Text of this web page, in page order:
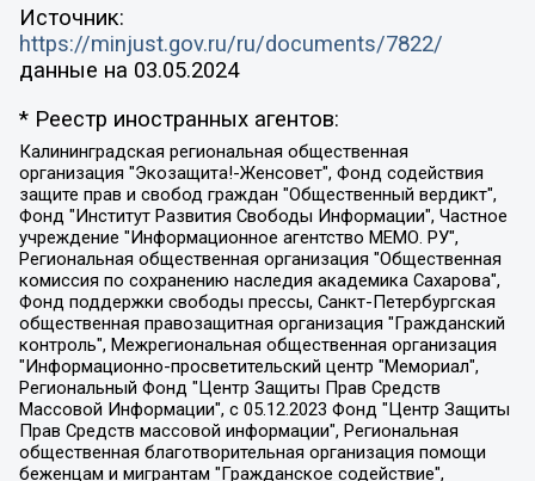
Источник:
https://minjust.gov.ru/ru/documents/7822/
данные на 03.05.2024
* Реестр иностранных агентов:
Калининградская региональная общественная организация "Экозащита!-Женсовет", Фонд содействия защите прав и свобод граждан "Общественный вердикт", Фонд "Институт Развития Свободы Информации", Частное учреждение "Информационное агентство МЕМО. РУ", Региональная общественная организация "Общественная комиссия по сохранению наследия академика Сахарова", Фонд поддержки свободы прессы, Санкт-Петербургская общественная правозащитная организация "Гражданский контроль", Межрегиональная общественная организация "Информационно-просветительский центр "Мемориал", Региональный Фонд "Центр Защиты Прав Средств Массовой Информации", с 05.12.2023 Фонд "Центр Защиты Прав Средств массовой информации", Региональная общественная благотворительная организация помощи беженцам и мигрантам "Гражданское содействие", Негосударственное образовательное учреждение дополнительного профессионального образования (повышение квалификации) специалистов "АКАДЕМИЯ ПО ПРАВАМ ЧЕЛОВЕКА", Свердловская региональная общественная организация "Сутяжник", Автономная некоммерческая организация "Центр независимых социологических исследований", Союз общественных объединений "Российский исследовательский центр по правам человека", Региональное общественное учреждение научно-информационный центр "МЕМОРИАЛ", Некоммерческая организация "Фонд защиты гласности", Автономная некоммерческая организация "Институт прав человека", Городская общественная организация "Екатеринбургское общество "МЕМОРИАЛ", Городская общественная организация "Рязанское историко-просветительское и правозащитное общество "Мемориал" (Рязанский Мемориал), Челябинский региональный орган общественной самодеятельности – женское общественное объединение "Женщины Евразии", Челябинский региональный орган общественной самодеятельности "Уральская правозащитная группа", Фонд содействия защите здоровья и социальной справедливости имени Андрея Рылькова, Автономная Некоммерческая Организация "Аналитический Центр Юрия Левады", Автономная некоммерческая организация социальной поддержки населения "Проект Апрель", Региональная общественная организация помощи женщинам и детям, находящимся в кризисной ситуации "Информационно-методический центр "Анна", Фонд содействия развитию массовых коммуникаций и правовому просвещению "Так-так-Так", Фонд содействия устойчивому развитию "Серебряная тайга", Свердловский региональный общественный фонд социальных проектов "Новое время", "Idel.Реалии", Кавказ.Реалии, Крым.Реалии, Телеканал Настоящее Время, Татаро-башкирская служба Радио Свобода (Azatliq Radiosi), Радио Свободная Европа/Радио Свобода (PCE/PC), "Сибирь.Реалии", "Фактограф", Благотворительный фонд помощи осужденным и их семьям, Автономная некоммерческая организация "Институт глобализации и социальных движений", Фонд "В защиту прав заключенных", Частное учреждение "Центр поддержки и содействия развитию средств массовой информации", Пензенский региональный общественный благотворительный фонд "Гражданский союз", "Север.Реалии", Некоммерческая организация Фонд "Правовая инициатива", Общество с ограниченной ответственностью "Радио Свободная Европа/Радио Свобода", Чешское информационное агентство "MEDIUM-ORIENT", Красноярская региональная общественная организация "Мы против СПИДа", Камалягин Денис Николаевич, Маркелов Сергей Евгеньевич, Пономарев Лев Александрович, Савицкая Людмила Алексеевна, Автономная некоммерческая организация "Центр по работе с проблемой насилия "НАСИЛИЮ.НЕТ", Межрегиональный профессиональный союз работников здравоохранения "Альянс врачей", Юридическое лицо, зарегистрированное в Латвийской Республике, SIA "Medusa Project" (регистрационный номер 40103797863, дата регистрации 10.06.2014), Некоммерческая организация "Фонд по борьбе с коррупцией", Автономная некоммерческая организация "Институт права и публичной политики", Баданин Роман Сергеевич, Гликин Максим Александрович, Железнова Мария Михайловна, Лукьянова Юлия Сергеевна, Маетная Елизавета Витальевна, Маняхин Петр Борисович, Чуракова Ольга Владимировна, Ярош Юлия Петровна, Юридическое лицо "The Insider SIA", зарегистрированное в Риге, Латвийская Республика (дата регистрации 26.06.2015), являющееся администратором доменного имени интернет-издания "The Insider SIA", https://theins.ru, Постернак Алексей Евгеньевич, Рубин Михаил Аркадьевич, Анин Роман Александрович, Юридическое лицо Istories fonds, зарегистрированное в Латвийской Республике (регистрационный номер 50008295751, дата регистрации 24.02.2020), Великовский Дмитрий Александрович, Долинина Ирина Николаевна, Мароховская Алеся Алексеевна, Шлейнов Роман Юрьевич, Шмагун Олеся Валентиновна, Общество с ограниченной ответственностью "Альтаир 2021", Общество с ограниченной ответственностью "Вега 2021", Общество с ограниченной ответственностью "Главный редактор 2021", Общество с ограниченной ответственностью "Ромашки монолит", Важенков Артем Валерьевич, Ивановская областная общественная организация "Центр гендерных исследований", Гурман Юрий Альбертович, Медиапроект "ОВД-Инфо", Егоров Владимир Владимирович, Жилинский Владимир Александрович, Общество с ограниченной ответственностью "ЗП", Иванова София Юрьевна, Карезина Инна Павловна, Кильтау Екатерина Викторовна, Петров Алексей Викторович, Пискунов Сергей Евгеньевич, Смирнов Сергей Сергеевич, Тихонов Михаил Сергеевич, Общество с ограниченной ответственностью "ЖУРНАЛИСТ-ИНОСТРАННЫЙ АГЕНТ", Арапова Галина Юрьевна, Вольтская Татьяна Анатольевна, Американская компания "Mason G.E.S. Anonymous Foundation" (США), являющаяся владельцем интернет-издания https://mnews.world/, Компания "Stichting Bellingcat", зарегистрированная в Нидерландах (дата регистрации 11.07.2018), Захаров Андрей Вячеславович, Клепиковская Екатерина Дмитриевна, Общество с ограниченной ответственностью "МЕМО", Перл Роман Александрович, Симонов Евгений Алексеевич, Соловьева Елена Анатольевна, Сотников Даниил Владимирович, Сурначева Елизавета Дмитриевна, Автономная некоммерческая организация по защите прав человека и информированию населения "Якутия – Наше Мнение", Общество с ограниченной ответственностью "Москоу диджитал медиа", с 26.01.2023 Общество с ограниченной ответственностью "Чайка Белые сады", Ветошкина Валерия Валерьевна, Заговора Максим Александрович, Межрегиональное общественное движение "Российская ЛГБТ - сеть", Оленичев Максим Владимирович, Павлов Иван Юрьевич, Скворцова Елена Сергеевна, Общество с ограниченной ответственностью "Как бы инагент", Кочетков Игорь Викторович, Общество с ограниченной ответственностью "Честные выборы", Еланчик Олег Александрович, Общество с ограниченной ответственностью "Нобелевский призыв", Гималова Регина Эмилевна, Григорьев Андрей Валерьевич, Григорьева Алина Александровна, Ассоциация по содействию защите прав призывников, альтернативнослужащих и военнослужащих "Правозащитная группа "Гражданин.Армия.Право", Хисамова Регина Фаритовна, Автономная некоммерческая организация по реализации социально-правовых программ "Лилит", Дальневосточное общественное движение "Маяк", Санкт-Петербургская ЛГБТ-инициативная группа "Выход", Инициативная группа ЛГБТ+ "Реверс", Алексеев Андрей Викторович, Бекбулатова Таисия Львовна, Беляев Иван Михайлович, Владыкина Елена Сергеевна, Гельман Марат Александрович, Никульшина Вероника Юрьевна, Толоконникова Надежда Андреевна, Шендерович Виктор Анатольевич, Общество с ограниченной ответственностью "Данное сообщение", Общество с ограниченной ответственностью Издательский дом "Новая глава", Айнбиндер Александра Александровна, Московский комьюнити-центр для ЛГБТ+инициатив, Благотворительный фонд развития филантропии, Deutsche Welle (Германия, Kurt-Schumacher-Strasse 3, 53113 Bonn), Борзунова Мария Михайловна, Воробьев Виктор Викторович, Голубева Анна Львовна, Константинова Алла Михайловна, Малкова Ирина Владимировна, Мурадов Мурад Абдулгалимович, Осетинская Елизавета Николаевна, Понасенков Евгений Николаевич, Ганапольский Матвей Юрьевич, Киселев Евгений Алексеевич, Борухович Ирина Григорьевна, Дремин Иван Тимофеевич, Дубровский Дмитрий Викторович, Красноярская региональная общественная организация поддержки и развития альтернативных образовательных технологий и межкультурных коммуникаций "ИНТЕРРА", Маяковская Екатерина Алексеевна, Фейгин Марк Захарович, Филимонов Андрей Викторович, Дзугкоева Регина Николаевна, Доброхотов Роман Александрович, Дудь Юрий Александрович, Елкин Сергей Владимирович, Кругликов Кирилл Игоревич, Сабунаева Мария Леонидовна, Семенов Алексей Владимирович, Шаинян Карен Багратович, Шульман Екатерина Михайловна, Асафьев Артур Валерьевич, Вахштайн Виктор Семенович, Венедиктов Алексей Алексеевич, Лушникова Екатерина Евгеньевна, Волков Леонид Михайлович, Невзоров Александр Глебович, Пархоменко Сергей Борисович, Сироткин Ярослав Николаевич, Кара-Мурза Владимир Владимирович, Баранова Наталья Владимировна, Гозман Леонид Яковлевич, Кагарлицкий Борис Юльевич, Климарев Михаил Валерьевич, Милов Владимир Станиславович, Автономная некоммерческая организация Краснодарский центр современного искусства "Типография", Моргенштерн Алишер Тагирович, Соболь Любовь Эдуардовна, Общество с ограниченной ответственностью "ЛИЗА НОРМ", Каспаров Гарри Кимович, Ходорковский Михаил Борисович, Общество с ограниченной ответственностью "Апрельские тезисы", Данилович Ирина Брониславовна, Кашин Олег Владимирович, Петров Николай Владимирович, Пивоваров Алексей Владимирович, Соколов Михаил Владимирович, Цветкова Юлия Владимировна, Чичваркин Евгений Александрович, Комитет против пыток/Команда против пыток, Общество с ограниченной ответственностью "Первый научный", Общество с ограниченной ответственностью "Вертолет и ко", Белоцерковская Вероника Борисовна, Кац Максим Евгеньевич, Лазарева Татьяна Юрьевна, Шаведдинов Руслан Табризович, Яшин Илья Валерьевич, Общество с ограниченной ответственностью "Иноагент ААВ", Алешковский Дмитрий Петрович, Альбац Евгения Марковна, Быков Дмитрий Львович, Галямина Юлия Евгеньевна, Лойко Сергей Леонидович, Мартынов Кирилл Константинович, Медведев Сергей Александрович, Крашенинников Федор Геннадиевич, Гордеева Катерина Вл